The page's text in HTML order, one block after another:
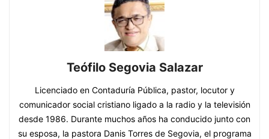
Teófilo Segovia Salazar
Licenciado en Contaduría Pública, pastor, locutor y
comunicador social cristiano ligado a la radio y la televisión
desde 1986. Durante muchos años ha conducido junto con
su esposa, la pastora Danis Torres de Segovia, el programa